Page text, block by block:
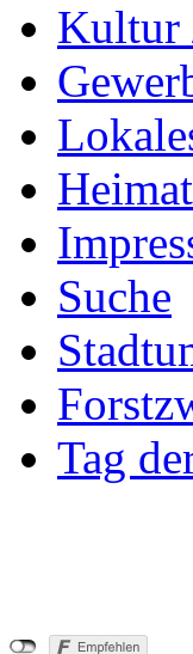
Kultur
Suche
Tag